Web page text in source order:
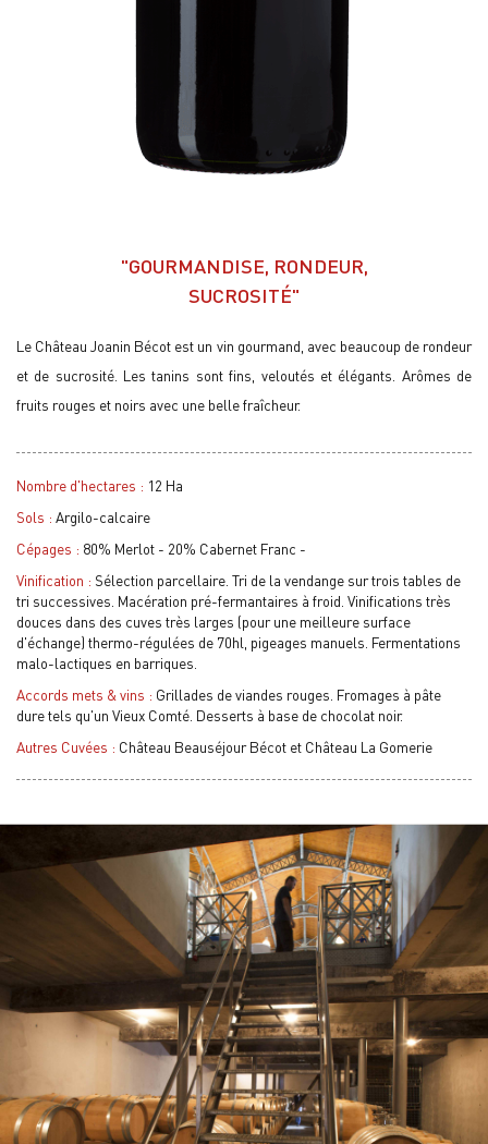
"GOURMANDISE, RONDEUR,
SUCROSITÉ"
Le Château Joanin Bécot est un vin gourmand, avec beaucoup de rondeur
et de sucrosité. Les tanins sont fins, veloutés et élégants. Arômes de
fruits rouges et noirs avec une belle fraîcheur.
Nombre d'hectares : 12 Ha
Sols : Argilo-calcaire
Cépages : 80% Merlot - 20% Cabernet Franc -
Vinification : Sélection parcellaire. Tri de la vendange sur trois tables de
tri successives. Macération pré-fermantaires à froid. Vinifications très
douces dans des cuves très larges (pour une meilleure surface
d'échange) thermo-régulées de 70hl, pigeages manuels. Fermentations
malo-lactiques en barriques.
Accords mets & vins : Grillades de viandes rouges. Fromages à pâte
dure tels qu'un Vieux Comté. Desserts à base de chocolat noir.
Autres Cuvées : Château Beauséjour Bécot et Château La Gomerie